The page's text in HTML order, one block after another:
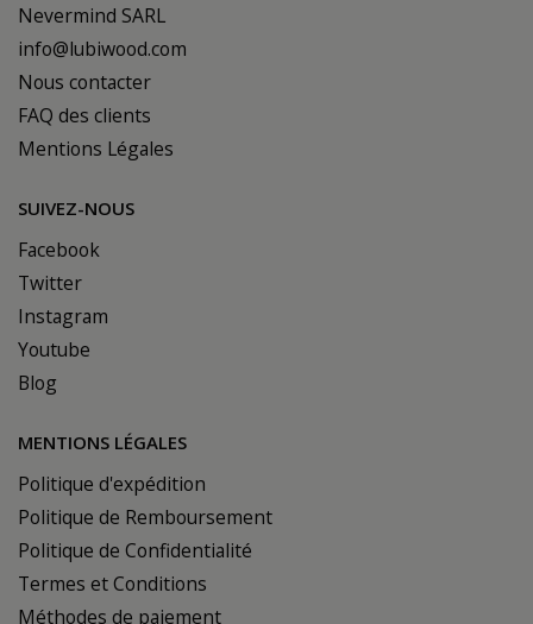
Nevermind SARL
info@lubiwood.com
Nous contacter
FAQ des clients
Mentions Légales
SUIVEZ-NOUS
Facebook
Twitter
Instagram
Youtube
Blog
MENTIONS LÉGALES
Politique d'expédition
Politique de Remboursement
Politique de Confidentialité
Termes et Conditions
Méthodes de paiement